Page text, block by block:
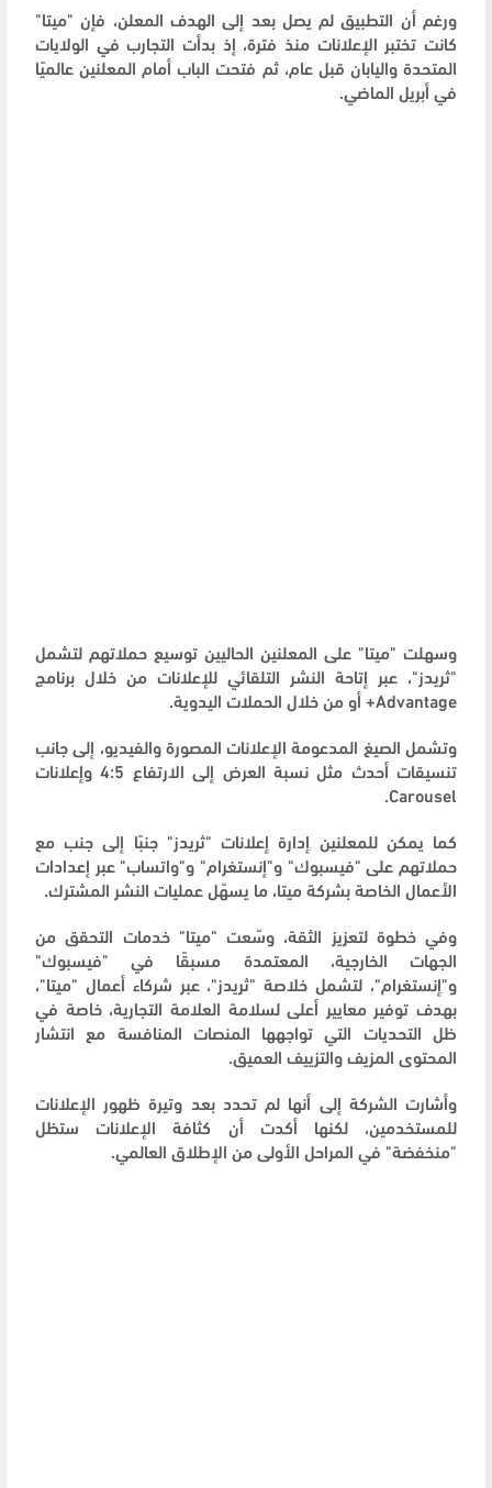
ورغم أن التطبيق لم يصل بعد إلى الهدف المعلن، فإن "ميتا"
كانت تختبر الإعلانات منذ فترة، إذ بدأت التجارب في الولايات
المتحدة واليابان قبل عام، ثم فتحت الباب أمام المعلنين عالميًا
في أبريل الماضي.
وسهلت "ميتا" على المعلنين الحاليين توسيع حملاتهم لتشمل
"ثريدز"، عبر إتاحة النشر التلقائي للإعلانات من خلال برنامج
Advantage+ أو من خلال الحملات اليدوية.
وتشمل الصيغ المدعومة الإعلانات المصورة والفيديو، إلى جانب
تنسيقات أحدث مثل نسبة العرض إلى الارتفاع 4:5 وإعلانات
Carousel.
كما يمكن للمعلنين إدارة إعلانات "ثريدز" جنبًا إلى جنب مع
حملاتهم على "فيسبوك" و"إنستغرام" و"واتساب" عبر إعدادات
الأعمال الخاصة بشركة ميتا، ما يسهّل عمليات النشر المشترك.
وفي خطوة لتعزيز الثقة، وسّعت "ميتا" خدمات التحقق من
الجهات الخارجية، المعتمدة مسبقًا في "فيسبوك"
و"إنستغرام"، لتشمل خلاصة "ثريدز"، عبر شركاء أعمال "ميتا"،
بهدف توفير معايير أعلى لسلامة العلامة التجارية، خاصة في
ظل التحديات التي تواجهها المنصات المنافسة مع انتشار
المحتوى المزيف والتزييف العميق.
وأشارت الشركة إلى أنها لم تحدد بعد وتيرة ظهور الإعلانات
للمستخدمين، لكنها أكدت أن كثافة الإعلانات ستظل
"منخفضة" في المراحل الأولى من الإطلاق العالمي.